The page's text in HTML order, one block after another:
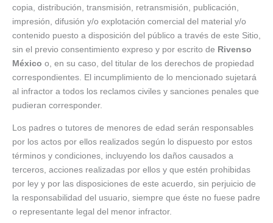
copia, distribución, transmisión, retransmisión, publicación,
impresión, difusión y/o explotación comercial del material y/o
contenido puesto a disposición del público a través de este Sitio,
sin el previo consentimiento expreso y por escrito de Rivenso
México o, en su caso, del titular de los derechos de propiedad
correspondientes. El incumplimiento de lo mencionado sujetará
al infractor a todos los reclamos civiles y sanciones penales que
pudieran corresponder.
Los padres o tutores de menores de edad serán responsables
por los actos por ellos realizados según lo dispuesto por estos
términos y condiciones, incluyendo los daños causados a
terceros, acciones realizadas por ellos y que estén prohibidas
por ley y por las disposiciones de este acuerdo, sin perjuicio de
la responsabilidad del usuario, siempre que éste no fuese padre
o representante legal del menor infractor.